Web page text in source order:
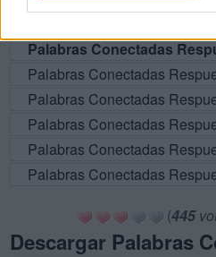
Palabras Conectadas
Palabras Conectadas
Palabras Conectadas
Palabras Conectadas
Palabras Conectadas
Palabras Conectadas
(445
Descargar Palabras